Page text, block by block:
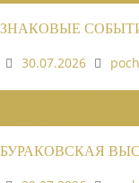
ЗНАКОВЫЕ
30.07.2026
БУРАКОВСКАЯ